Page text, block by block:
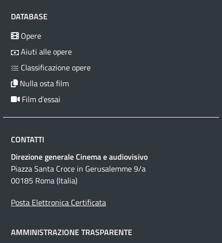
DATABASE
Opere
Aiuti alle opere
Classificazione opere
Nulla osta film
Film d’essai
CONTATTI
Direzione generale Cinema e audiovisivo
Piazza Santa Croce in Gerusalemme 9/a
00185 Roma (Italia)
Posta Elettronica Certificata
AMMINISTRAZIONE TRASPARENTE